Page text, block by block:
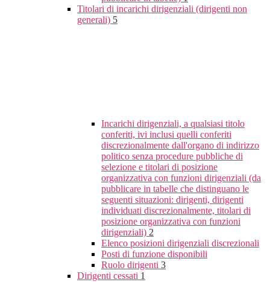
Titolari di incarichi dirigenziali (dirigenti non
generali) 5
Incarichi dirigenziali, a qualsiasi titolo
conferiti, ivi inclusi quelli conferiti
discrezionalmente dall'organo di indirizzo
politico senza procedure pubbliche di
selezione e titolari di posizione
organizzativa con funzioni dirigenziali (da
pubblicare in tabelle che distinguano le
seguenti situazioni: dirigenti, dirigenti
individuati discrezionalmente, titolari di
posizione organizzativa con funzioni
dirigenziali) 2
Elenco posizioni dirigenziali discrezionali
Posti di funzione disponibili
Ruolo dirigenti 3
Dirigenti cessati 1